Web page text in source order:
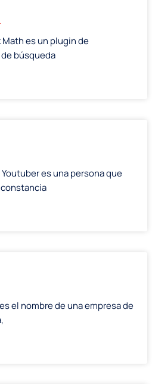
Math es un plugin de
búsqueda
es una persona que
el nombre de una empresa de